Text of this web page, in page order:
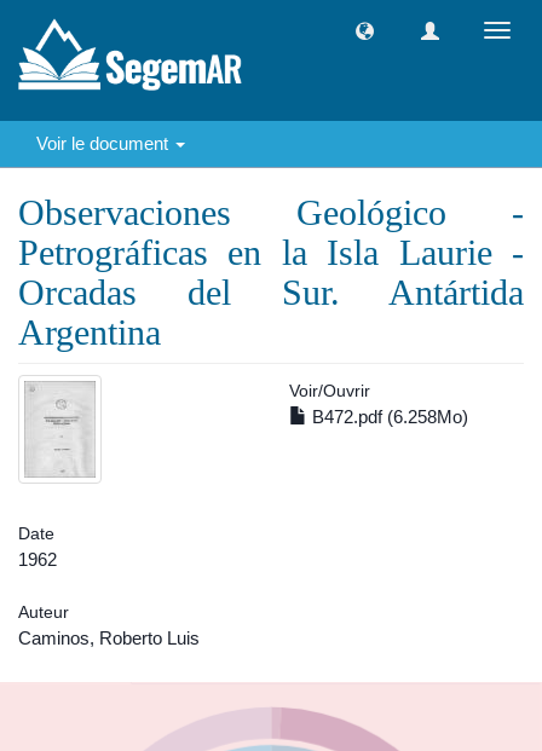
Voir le document
Observaciones Geológico -
Petrográficas en la Isla Laurie -
Orcadas del Sur. Antártida
Argentina
Voir/Ouvrir
B472.pdf (6.258Mo)
Date
1962
Auteur
Caminos, Roberto Luis